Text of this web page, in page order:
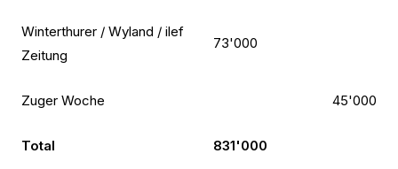
Winterthurer / Wyland / ilef
Zeitung
73'000
Zuger Woche 45'000
Total 831'000